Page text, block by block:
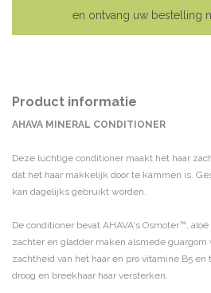
en ontvang uw bestelling
Product informatie
AHAVA MINERAL CONDITIONER
Deze luchtige conditioner maakt het haar
dat het haar makkelijk door te kammen is.
kan dagelijks gebruikt worden.
De conditioner bevat AHAVA's Osmoter™,
zachter en gladder maken alsmede guargom
zachtheid van het haar en pro vitamine B5
droog en breekhaar haar versterken.